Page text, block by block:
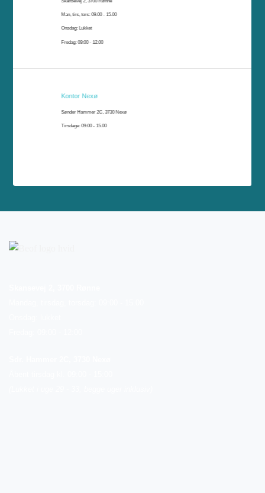
Man, tirs, tors: 09.00 - 15.00
Onsdag: Lukket
Fredag: 09:00 - 12.00
Kontor Nexø
Sønder Hammer 2C, 3730 Nexø
Tirsdage: 09:00 - 15.00